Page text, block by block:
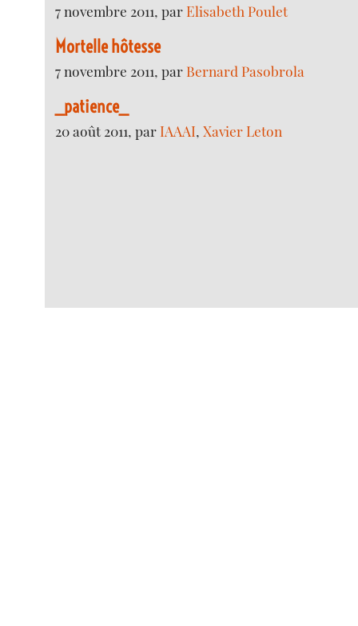
7 novembre 2011, parElisabeth Poulet
Mortelle hôtesse
7 novembre 2011, par Bernard Pasobrola
_patience_
20 août 2011, parIAAAI,Xavier Leton